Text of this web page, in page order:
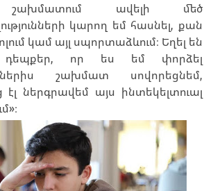
ավելի մեծ
կարող եմ հասնել, քան
կամ այլ սպորտաձևում։ Եղել են
որ ես եմ փորձել
շախմատ սովորեցնեմ,
էլ ներգրավեմ այս ինտեկելտուալ